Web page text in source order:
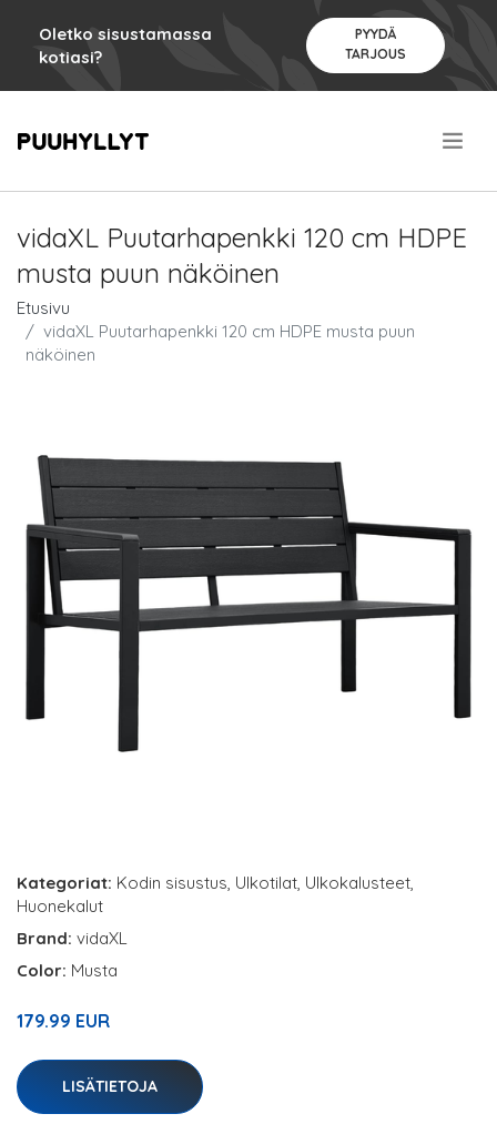
Oletko sisustamassa
kotiasi?
PYYDÄ
TARJOUS
vidaXL Puutarhapenkki 120 cm HDPE
musta puun näköinen
Etusivu
vidaXL Puutarhapenkki 120 cm HDPE musta puun
näköinen
Kategoriat: Kodin sisustus, Ulkotilat, Ulkokalusteet,
Huonekalut
Brand: vidaXL
Color: Musta
179.99 EUR
LISÄTIETOJA